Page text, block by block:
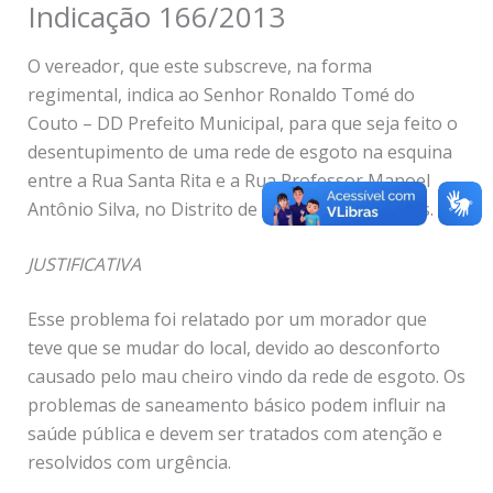
Indicação 166/2013
O vereador, que este subscreve, na forma
regimental, indica ao Senhor Ronaldo Tomé do
Couto – DD Prefeito Municipal, para que seja feito o
desentupimento de uma rede de esgoto na esquina
entre a Rua Santa Rita e a Rua Professor Manoel
Antônio Silva, no Distrito de São Bento de Caldas.
JUSTIFICATIVA
Esse problema foi relatado por um morador que
teve que se mudar do local, devido ao desconforto
causado pelo mau cheiro vindo da rede de esgoto. Os
problemas de saneamento básico podem influir na
saúde pública e devem ser tratados com atenção e
resolvidos com urgência.